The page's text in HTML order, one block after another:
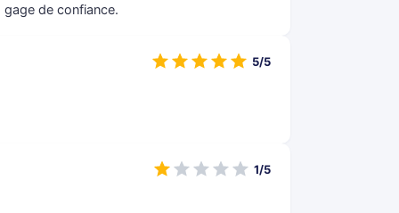
de confiance.
5/5
1/5